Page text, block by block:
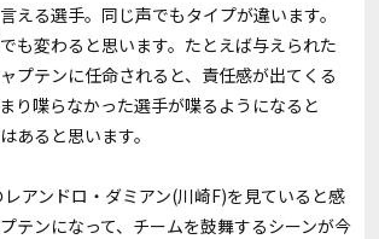
える選手。同じ声でもタイプが違います。
も変わると思います。たとえば与えられた
プテンに任命されると、責任感が出てくる
り喋らなかった選手が喋るようになると
あると思います。
アンドロ・ダミアン(川崎F)を見ていると感
テンになって、チームを鼓舞するシーンが今